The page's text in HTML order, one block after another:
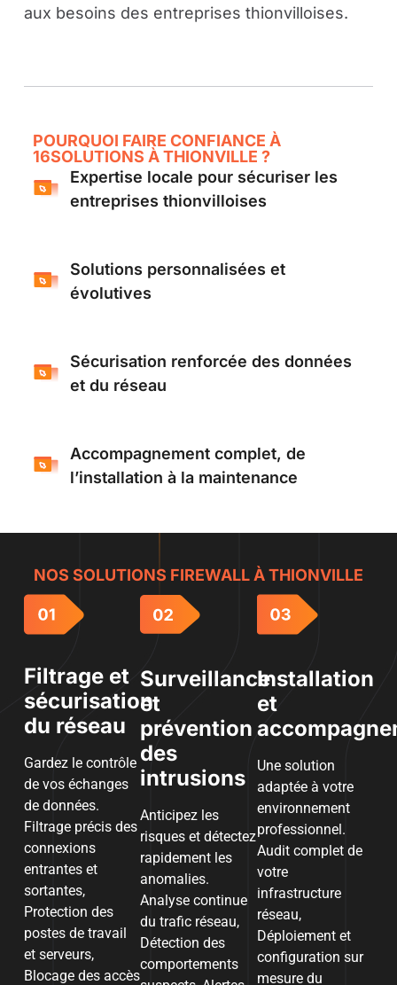
aux besoins des entreprises thionvilloises.
POURQUOI FAIRE CONFIANCE À
16SOLUTIONS À THIONVILLE ?
Expertise locale pour sécuriser les
entreprises thionvilloises
Solutions personnalisées et
évolutives
Sécurisation renforcée des données
et du réseau
Accompagnement complet, de
l’installation à la maintenance
NOS SOLUTIONS FIREWALL À THIONVILLE
Filtrage et
sécurisation
du réseau
Gardez le contrôle
de vos échanges
de données.
Filtrage précis des
connexions
entrantes et
sortantes,
Protection des
postes de travail
et serveurs,
Blocage des accès
Surveillance
et
prévention
des
intrusions
Anticipez les
risques et détectez
rapidement les
anomalies.
Analyse continue
du trafic réseau,
Détection des
comportements
Installation
et
Une solution
adaptée à votre
environnement
professionnel.
Audit complet de
votre
infrastructure
réseau,
Déploiement et
configuration sur
mesure du